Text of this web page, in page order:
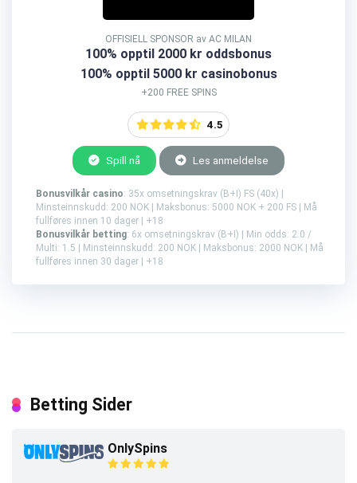
OFFISIELL SPONSOR av AC MILAN
100% opptil 2000 kr oddsbonus
100% opptil 5000 kr casinobonus
+200 FREE SPINS
4.5
Spill nå Les anmeldelse
Bonusvilkår casino: 35x omsetningskrav (B+I) FS (40x) |
Minsteinnskudd: 200 NOK | Maksbonus: 5000 NOK + 200 FS | Må
fullføres innen 10 dager | +18
Bonusvilkår betting: 6x omsetningskrav (B+I) | Min odds: 2.0 /
Multi: 1.5 | Minsteinnskudd: 200 NOK | Maksbonus: 2000 NOK | Må
fullføres innen 30 dager | +18
Betting Sider
OnlySpins